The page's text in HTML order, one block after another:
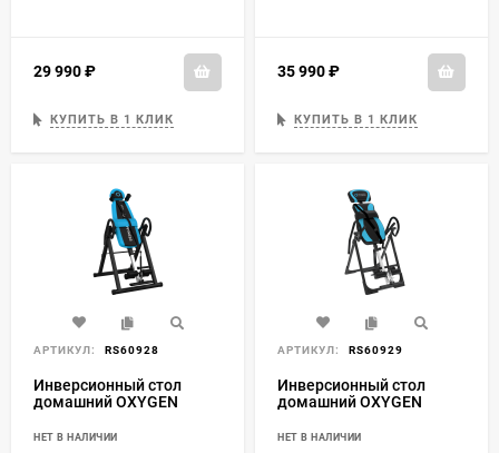
29 990
КУПИТЬ В 1 КЛИК
35 990
КУПИТЬ В 1 КЛИК
АРТИКУЛ: RS60928
Инверсионный стол
домашний OXYGEN
НЕТ В НАЛИЧИИ
АРТИКУЛ: RS60929
Инверсионный стол
домашний OXYGEN
НЕТ В НАЛИЧИИ